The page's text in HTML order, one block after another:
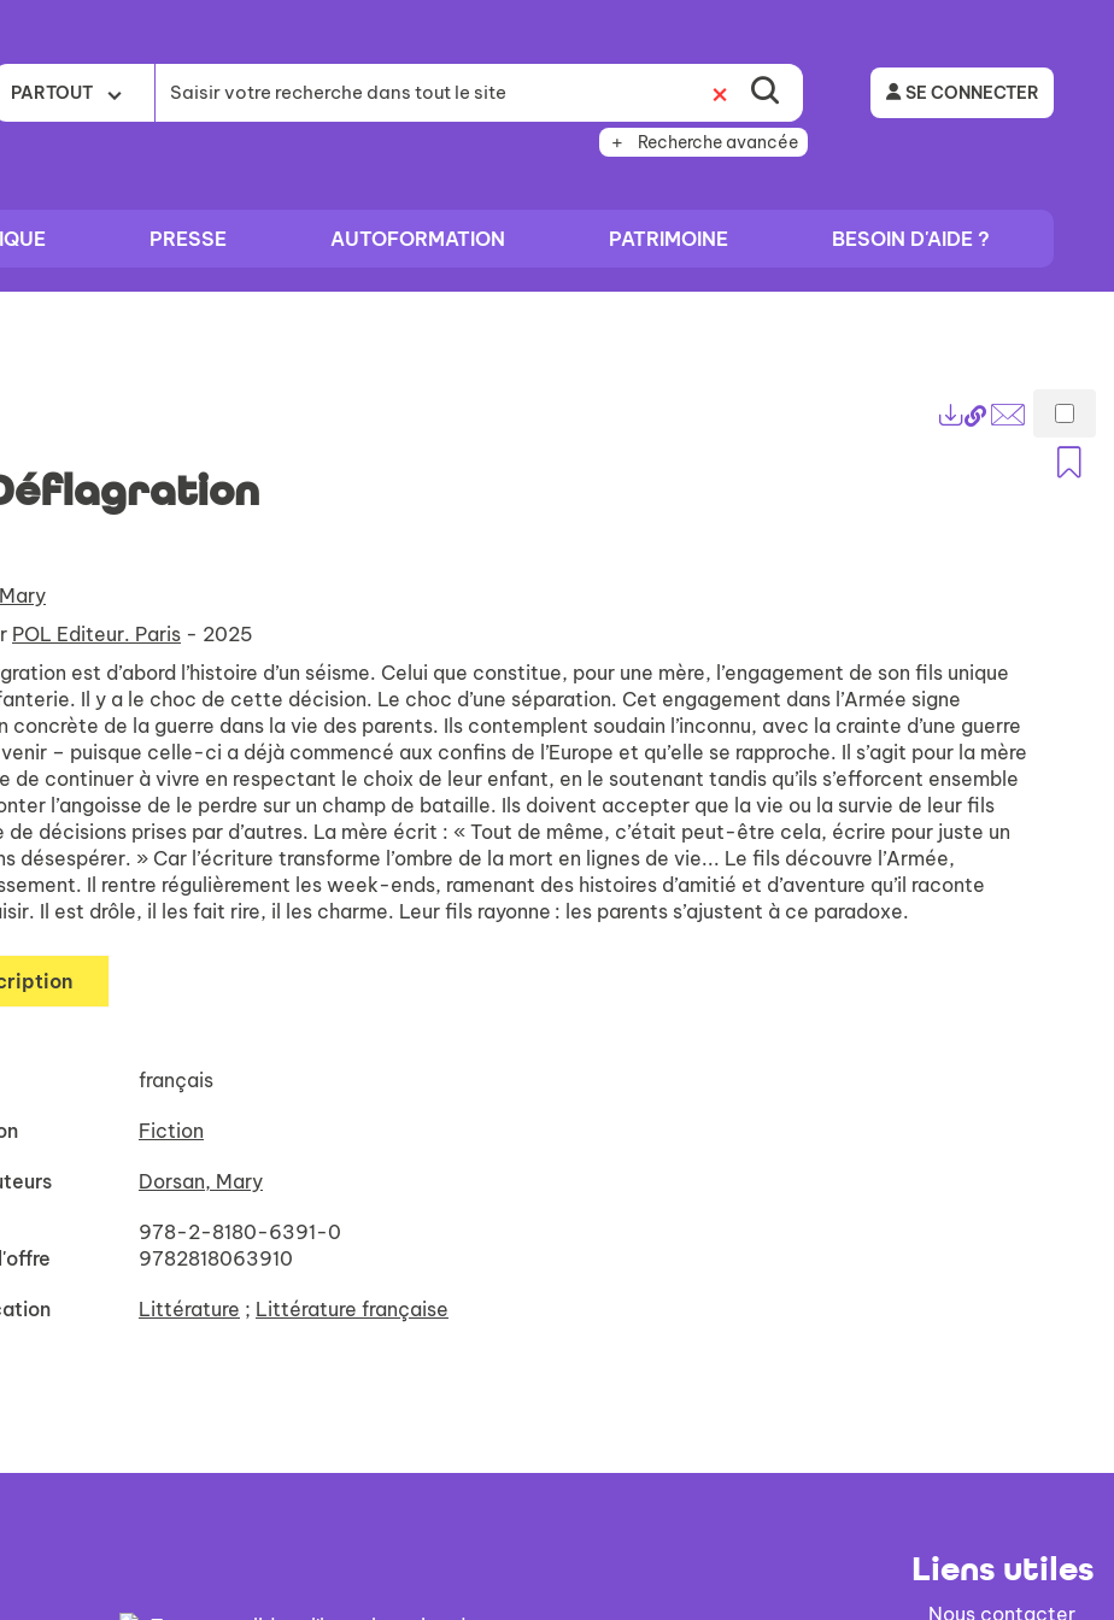
PARTOUT
Recherche avancée
SE CONNECTER
PRESSE AUTOFORMATION PATRIMOINE BESOIN D'AIDE ?
Lien
permanent
(Nouvelle
Envoyer
POL Editeur. Paris - 2025
est d’abord l’histoire d’un séisme. Celui que constitue, pour une mère, l’engagement de son fils unique
Il y a le choc de cette décision. Le choc d’une séparation. Cet engagement dans l’Armée signe
concrète de la guerre dans la vie des parents. Ils contemplent soudain l’inconnu, avec la crainte d’une guerre
– puisque celle-ci a déjà commencé aux confins de l’Europe et qu’elle se rapproche. Il s’agit pour la mère
de continuer à vivre en respectant le choix de leur enfant, en le soutenant tandis qu’ils s’efforcent ensemble
l’angoisse de le perdre sur un champ de bataille. Ils doivent accepter que la vie ou la survie de leur fils
de décisions prises par d’autres. La mère écrit : « Tout de même, c’était peut-être cela, écrire pour juste un
désespérer. » Car l’écriture transforme l’ombre de la mort en lignes de vie... Le fils découvre l’Armée,
Il rentre régulièrement les week-ends, ramenant des histoires d’amitié et d’aventure qu’il raconte
Il est drôle, il les fait rire, il les charme. Leur fils rayonne : les parents s’ajustent à ce paradoxe.
français
Fiction
Dorsan, Mary
978-2-8180-6391-0
9782818063910
Littérature ; Littérature française
Liens utiles
Nous contacter